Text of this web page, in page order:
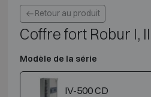
Retour au produit
Coffre fort Robur I,
Modèle de la série
IV-500 CD